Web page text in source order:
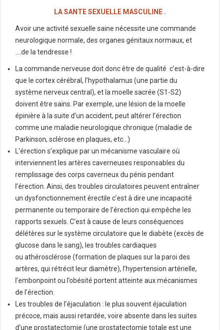
LA SANTE SEXUELLE MASCULINE .
Avoir une activité sexuelle saine nécessite une commande
neurologique normale, des organes génitaux normaux, et
….de la tendresse !
La commande nerveuse doit donc être de qualité c’est-à-dire
que le cortex cérébral, l’hypothalamus (une partie du
système nerveux central), et la moelle sacrée (S1-S2)
doivent être sains. Par exemple, une lésion de la moelle
épinière à la suite d’un accident, peut altérer l’érection
comme une maladie neurologique chronique (maladie de
Parkinson, sclérose en plaques, etc…)
L’érection s’explique par un mécanisme vasculaire où
interviennent les artères caverneuses responsables du
remplissage des corps caverneux du pénis pendant
l’érection. Ainsi, des troubles circulatoires peuvent entraîner
un dysfonctionnement érectile c’est à dire une incapacité
permanente ou temporaire de l’érection qui empêche les
rapports sexuels. C’est à cause de leurs conséquences
délétères sur le système circulatoire que le diabète (excès de
glucose dans le sang), les troubles cardiaques
ou athérosclérose (formation de plaques sur la paroi des
artères, qui rétrécit leur diamètre), l’hypertension artérielle,
l’embonpoint ou l’obésité portent atteinte aux mécanismes
de l’érection.
Les troubles de l’éjaculation : le plus souvent éjaculation
précoce, mais aussi retardée, voire absente dans les suites
d’une prostatectomie (une prostatectomie totale est une